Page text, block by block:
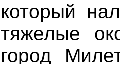
который
тяжелые
город